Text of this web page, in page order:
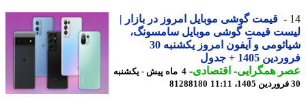
قیمت گوشی موبایل امروز در بازار |
قیمت گوشی موبایل سامسونگ،
شیائومی و آیفون امروز یکشنبه 30
1405 + جدول
همگرایی -اقتصادی- 4 ماه پیش - یکشنبه
81288180